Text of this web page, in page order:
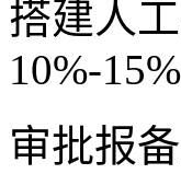
搭建人
10%-15%
审批报